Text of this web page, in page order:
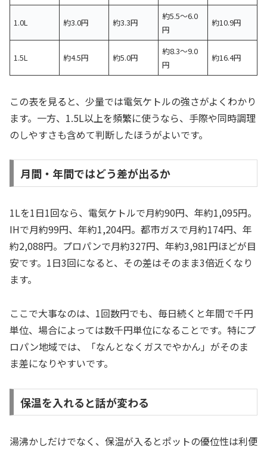
1.0L 約3.0円 約3.3円
約5.5〜6.0
円
約10.9円
1.5L 約4.5円 約5.0円
約8.3〜9.0
円
約16.4円
この表を見ると、少量では電気ケトルの強さがよくわかり
ます。一方、1.5L以上を頻繁に使うなら、手際や同時調理
のしやすさも含めて判断したほうがよいです。
月間・年間ではどう差が出るか
1Lを1日1回なら、電気ケトルで月約90円、年約1,095円。
IHで月約99円、年約1,204円。都市ガスで月約174円、年
約2,088円。プロパンで月約327円、年約3,981円ほどが目
安です。1日3回になると、その差はそのまま3倍近くなり
ます。
ここで大事なのは、1回数円でも、毎日続くと年間で千円
単位、場合によっては数千円単位になることです。特にプ
ロパン地域では、「なんとなくガスでやかん」がそのま
ま差になりやすいです。
保温を入れると話が変わる
湯沸かしだけでなく、保温が入るとポットの優位性は利便